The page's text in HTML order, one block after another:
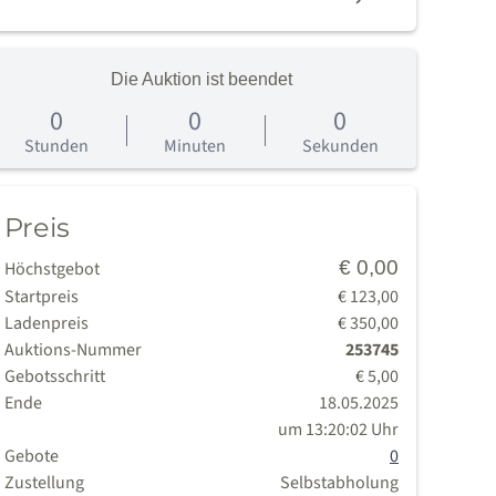
Die Auktion ist beendet
0
Stunden
0
Minuten
0
Sekunden
Preis
Höchstgebot € 0,00
Startpreis
€ 123,00
Ladenpreis
€ 350,00
Auktions-Nummer
253745
Gebotsschritt
€ 5,00
Ende
18.05.2025
um 13:20:02 Uhr
Gebote
0
Zustellung
Selbstabholung